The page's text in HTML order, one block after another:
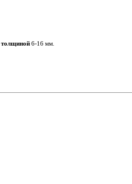
толщиной 6-16 мм.